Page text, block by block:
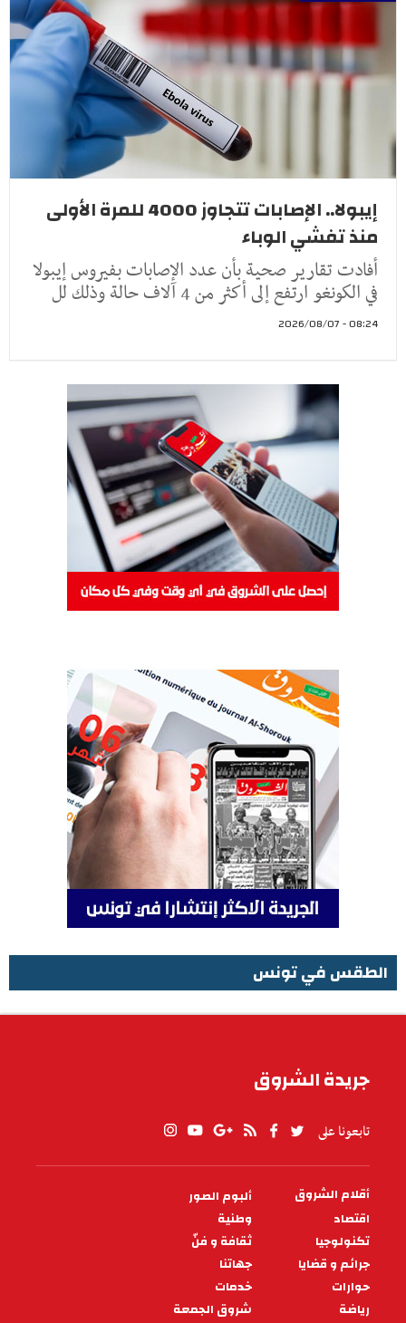
إيبولا.. الإصابات تتجاوز 4000 للمرة الأولى
منذ تفشي الوباء
أفادت تقارير صحية بأن عدد الإصابات بفيروس إيبولا
في الكونغو ارتفع إلى أكثر من 4 آلاف حالة وذلك لل
08:24 - 2026/08/07
الطقس في تونس
جريدة الشروق
تابعونا على
PIED
DE
PAGE
أقلام الشروق
ألبوم الصور
اقتصاد
وطنية
تكنولوجيا
ثقافة و فنّ
جرائم و قضايا
جهاتنا
حوارات
خدمات
رياضة
شروق الجمعة